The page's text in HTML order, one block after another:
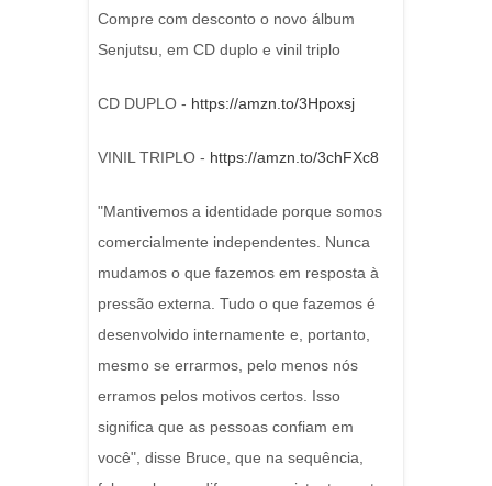
Compre com desconto o novo álbum
Senjutsu, em CD duplo e vinil triplo
CD DUPLO - https://amzn.to/3Hpoxsj
VINIL TRIPLO - https://amzn.to/3chFXc8
"Mantivemos a identidade porque somos
comercialmente independentes. Nunca
mudamos o que fazemos em resposta à
pressão externa. Tudo o que fazemos é
desenvolvido internamente e, portanto,
mesmo se errarmos, pelo menos nós
erramos pelos motivos certos. Isso
significa que as pessoas confiam em
você", disse Bruce, que na sequência,